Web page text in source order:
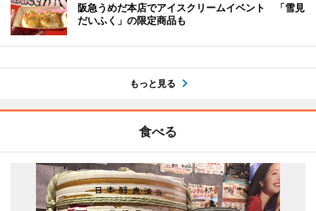
阪急うめだ本店でアイスクリームイベント 「雪見
だいふく」の限定商品も
もっと見る
食べる